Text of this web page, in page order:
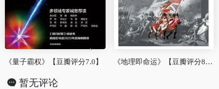
《量子霸权》【豆瓣评分7.0】 《地理即命运》【豆瓣评分8.4】
暂无评论